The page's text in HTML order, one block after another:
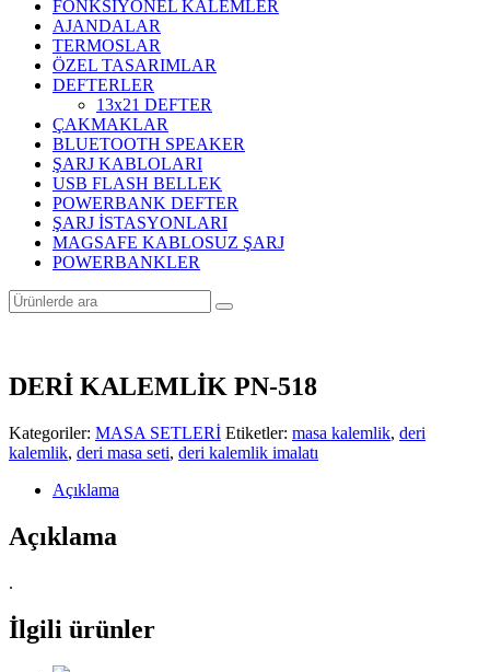
FONKSİYONEL KALEMLER
AJANDALAR
TERMOSLAR
ÖZEL TASARIMLAR
DEFTERLER
13x21 DEFTER
ÇAKMAKLAR
BLUETOOTH SPEAKER
ŞARJ KABLOLARI
USB FLASH BELLEK
POWERBANK DEFTER
ŞARJ İSTASYONLARI
MAGSAFE KABLOSUZ ŞARJ
POWERBANKLER
DERİ KALEMLİK PN-518
Kategoriler: MASA SETLERİ Etiketler: masa kalemlik, deri
kalemlik, deri masa seti, deri kalemlik imalatı
Açıklama
Açıklama
.
İlgili ürünler